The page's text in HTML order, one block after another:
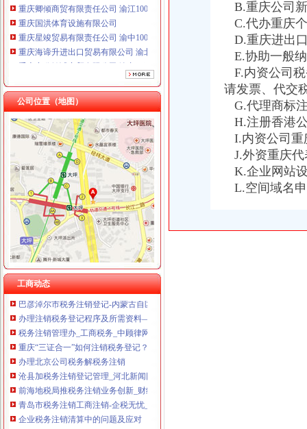
重庆国洪体育设施有限公司
重庆星竣贸易有限责任公司 渝中100万 （进出口权）
重庆海谛升进出口贸易有限公司 渝北100万 （进出口权）
重庆奕欣锦诚商贸有限公司 渝九50万 （工商注册）
重庆信同广告有限公司 渝沙50万 （工商注册）
重庆三虹房地产营销策划有限公司
重庆宝鹰汽车销售有限公司
公司位置（地图）
工商动态
税务注销
【税务注销-广州税务注销-广州税务注销公司】税务注销-广州税务注销-
增值税一般纳税人税务注销注意事项-软银财务咨询
税务变更服务税务注销代理-深圳58同城
南京税务注销所需资料及注销流程-商务服务
《税务注销申请书》100篇第一文库网
税务注销所需时间
2017年税务注销流程-注册公司-淘丁财税
巴彦淖尔市税务注销登记-内蒙古自区
办理注销税务登记程序及所需资料—代办税务注销、吊销转注销-久久
税务注销管理办_工商税务_中顾律网
重庆“三证合一”如何注销税务登记？_搜狐财经_搜狐网
办理北京公司税务解税务注销
沧县加税务注销登记管理_河北新闻网
前海地税局推税务注销业务创新_财经_腾讯网
青岛市税务注销工商注销-企税无忧_【公司注册服务】
企业税务注销清算中的问题及应对
北京公司税务注销、公司注销等步骤-北京58同城
B.重庆公司
C.代办重庆
D.重庆进出
E.协助一般
F.内资公司
请发票、代交
G.代理商标
H.注册香港
I.内资公司重
J.外资重庆代
K.企业网站
L.空间域名